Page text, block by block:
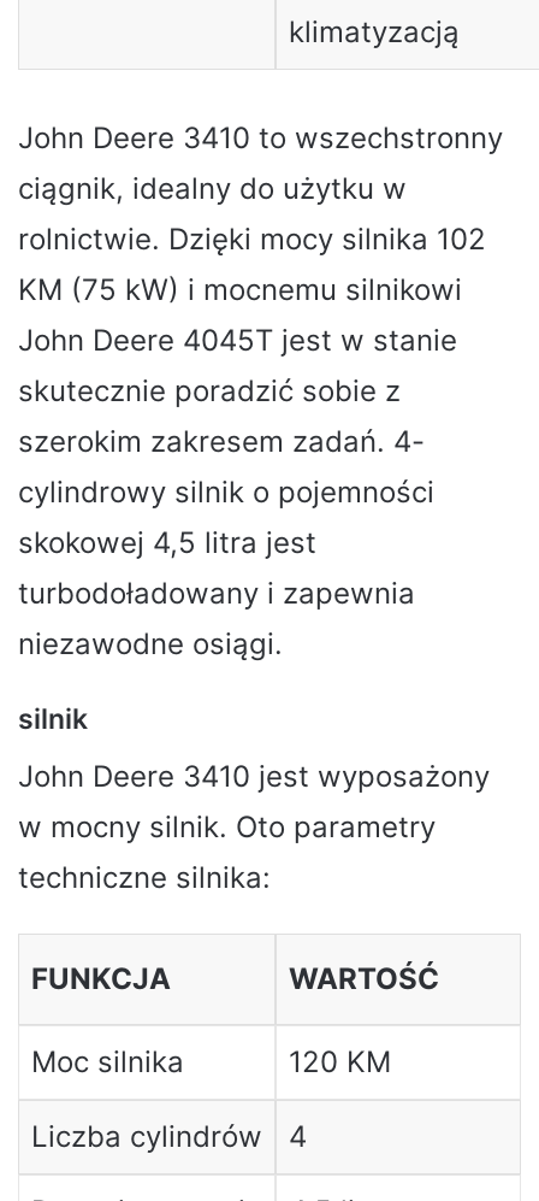
klimatyzacją
John Deere 3410 to wszechstronny
ciągnik, idealny do użytku w
rolnictwie. Dzięki mocy silnika 102
KM (75 kW) i mocnemu silnikowi
John Deere 4045T jest w stanie
skutecznie poradzić sobie z
szerokim zakresem zadań. 4-
cylindrowy silnik o pojemności
skokowej 4,5 litra jest
turbodoładowany i zapewnia
niezawodne osiągi.
silnik
John Deere 3410 jest wyposażony
w mocny silnik. Oto parametry
techniczne silnika:
FUNKCJA WARTOŚĆ
Moc silnika 120 KM
Liczba cylindrów 4